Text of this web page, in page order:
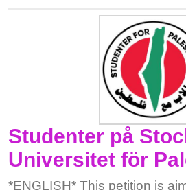
Studenter på
Universitet för
*ENGLISH* This petition is